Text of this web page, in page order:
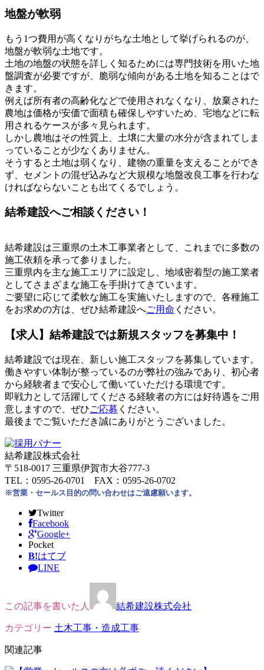
地盤が軟弱
もう1つ費用が高くなりがちな土地として挙げられるのが、
地盤が軟弱な土地です。
土地の地盤の状態を詳しく知るためには専門技術を用いた地
盤調査が必要ですが、脆弱な傾向がある土地を知ることはで
きます。
例えば所有者の高齢化などで使用されなくなり、放棄された
農地は価格が安価で面積も確保しやすいため、宅地などに転
用されるケースが多々見られます。
しかし農地はその性質上、土壌に大量の水分が含まれてしま
っていることが少なくありません。
そうすると土地は弱くなり、建物の重量を支えることができ
ず、セメントの混ぜ込みなど大規模な地盤改良工事を行わな
ければならないことも出てくるでしょう。
結希建設へご相談ください！
結希建設は三重県の土木工事業者として、これまでに多数の
施工依頼を承って参りました。
三重県内を主な施工エリアに設定し、地域密着型の施工業者
としてさまざまな施工を手掛けてきています。
ご要望に応じて柔軟な施工を実施いたしますので、各種施工
をお求めの方は、ぜひ結希建設へご用命 ください。
【求人】結希建設では新規スタッフを募集中！
結希建設では現在、新しい施工スタッフを募集しています。
働きやすい体制が整っているのが弊社の強みであり、初心者
から経験者まで安心して働いていただける環境です。
即戦力として活躍してくださる経験者の方には好待遇をご用
意しますので、ぜひご応募 ください。
最後までご覧いただき誠にありがとうございました。
結希建設株式会社
〒518-0017 三重県伊賀市大谷777-3
TEL：0595-26-0701 FAX：0595-26-0702
※営業・セールス目的の問い合わせはご遠慮願います。
Twitter
Facebook
Google+
Pocket
B!はてブ
LINE
この記事を書いた人 結希建設株式会社
カテゴリー 土木工事・造成工事
関連記事